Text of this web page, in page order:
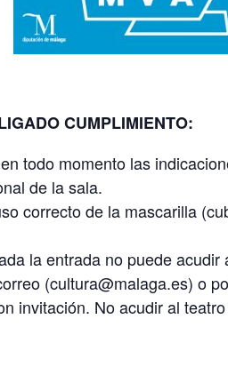
CUMPLIMIENTO:
todo momento las
de la sala.
correcto de la mascarilla
la entrada no puede
(cultura@malaga.es) o
invitación. No acudir al